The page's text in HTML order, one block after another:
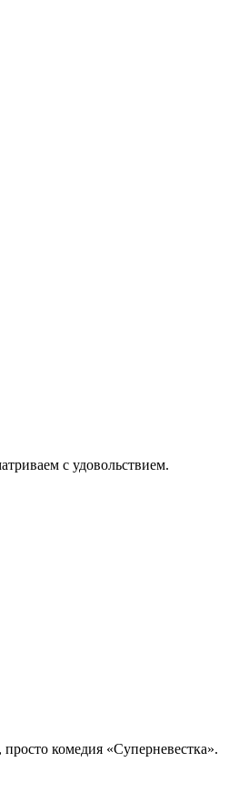
с удовольствием.
комедия «Суперневестка».